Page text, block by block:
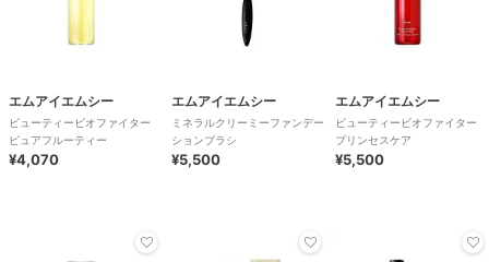
エムアイエムシー
ビューティービオファイター
ピュアフルーティー
¥4,070
エムアイエムシー
ミネラルクリーミーファンデー
ションブラシ
¥5,500
エムアイエムシー
ビューティービオファイター
プリンセスケア
¥5,500